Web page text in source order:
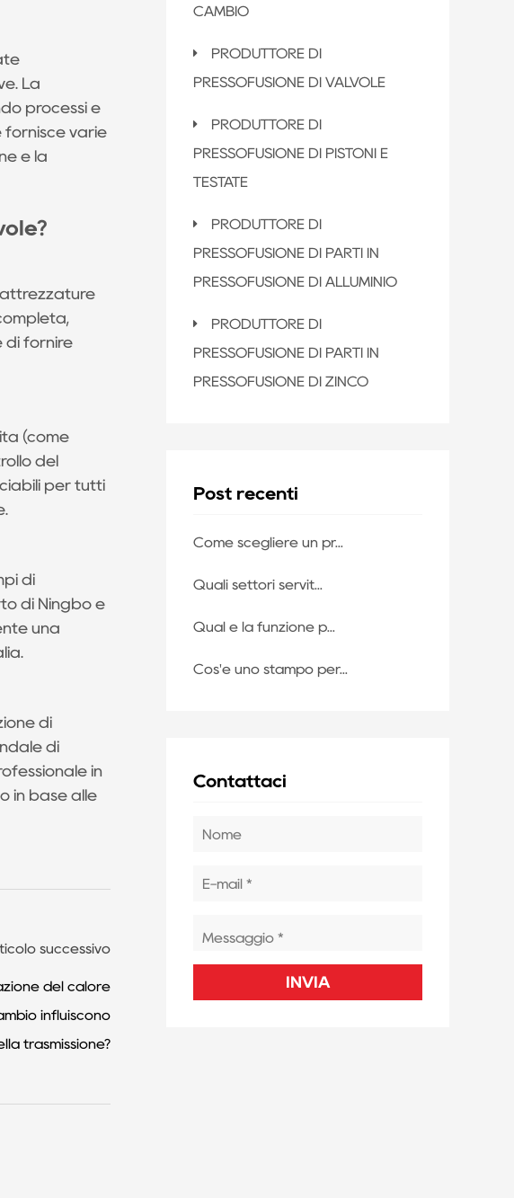
La
processi e
fornisce varie
e la
attrezzature
di fornire
(come
del
per tutti
di
di Ningbo e
una
di
di
in
in base alle
successivo
del calore
influiscono
trasmissione?
CAMBIO
PRODUTTORE DI
PRESSOFUSIONE DI VALVOLE
PRODUTTORE DI
PRESSOFUSIONE DI PISTONI E
TESTATE
PRODUTTORE DI
PRESSOFUSIONE DI PARTI IN
PRESSOFUSIONE DI ALLUMINIO
PRODUTTORE DI
PRESSOFUSIONE DI PARTI IN
PRESSOFUSIONE DI ZINCO
Post recenti
Come scegliere un pr...
Quali settori servit...
Qual è la funzione p...
Cos'è uno stampo per...
Contattaci